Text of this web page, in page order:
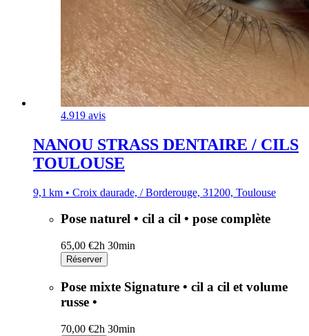
4.919 avis
NANOU STRASS DENTAIRE / CILS
TOULOUSE
9,1 km • Croix daurade, / Borderouge, 31200, Toulouse
Pose naturel • cil a cil • pose complète
65,00 €2h 30min
Réserver
Pose mixte Signature • cil a cil et volume
russe •
70,00 €2h 30min